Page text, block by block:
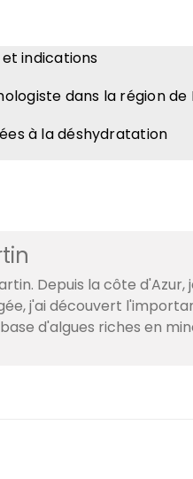
et indications
dans la région de
à la déshydratation
Depuis la côte
j'ai découvert
d'algues riches en